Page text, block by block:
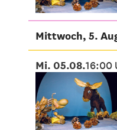
Mittwoch, 5.
Mi. 05.08.16:00